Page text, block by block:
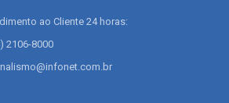
ao Cliente 24 horas:
2106-8000